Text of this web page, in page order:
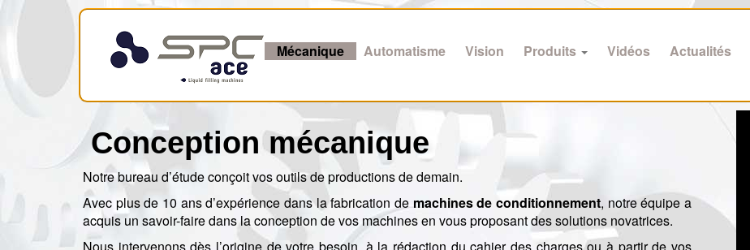
Mécanique Automatisme Vision Produits Vidéos Actualités
Conception mécanique
Notre bureau d’étude conçoit vos outils de productions de demain.
Avec plus de 10 ans d’expérience dans la fabrication demachines de conditionnement, notre équipe a
acquis un savoir-faire dans la conception de vos machines en vous proposant des solutions novatrices.